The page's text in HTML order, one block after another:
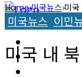
교계소식
한인타운
Home›미국뉴스›미
미국뉴스 이민
미국 내